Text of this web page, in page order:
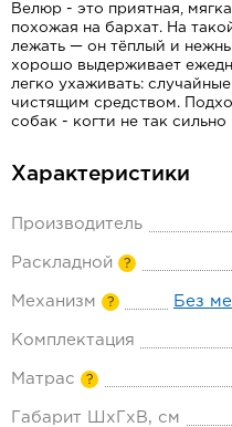
Велюр - это приятная,
похожая на бархат. На
лежать — он тёплый и
хорошо выдерживает
легко ухаживать:
чистящим средством.
собак - когти не так
Характеристики
Производитель
Раскладной ?
Механизм ? Без
Комплектация
Матрас ?
Габарит ШхГхВ, см